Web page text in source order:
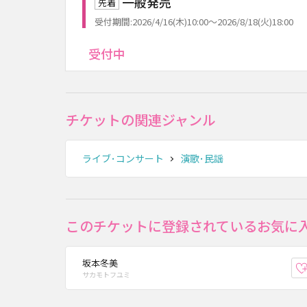
受付期間:2026/4/16(木)10:00～2026/8/18(火)18:00
受付中
チケットの関連ジャンル
ライブ･コンサート 演歌･民謡
このチケットに登録されているお気に
坂本冬美
サカモトフユミ